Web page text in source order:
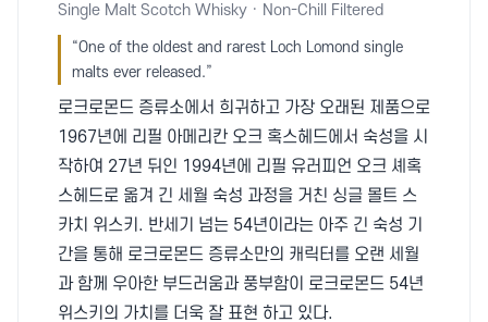
Single Malt Scotch Whisky · Non-Chill Filtered
“One of the oldest and rarest Loch Lomond single
malts ever released.”
로크로몬드 증류소에서 희귀하고 가장 오래된 제품으로
1967년에 리필 아메리칸 오크 혹스헤드에서 숙성을 시
작하여 27년 뒤인 1994년에 리필 유러피언 오크 셰혹
스헤드로 옮겨 긴 세월 숙성 과정을 거친 싱글 몰트 스
카치 위스키. 반세기 넘는 54년이라는 아주 긴 숙성 기
간을 통해 로크로몬드 증류소만의 캐릭터를 오랜 세월
과 함께 우아한 부드러움과 풍부함이 로크로몬드 54년
위스키의 가치를 더욱 잘 표현 하고 있다.